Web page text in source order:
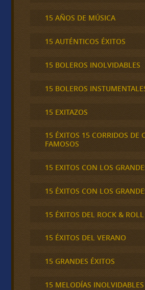
15 AÑOS DE MÚSICA
15 AUTÉNTICOS ÉXITOS
15 BOLEROS INOLVIDABLES
15 BOLEROS
15 EXITAZOS
15 ÉXITOS 15 CORRIDOS DE
FAMOSOS
15 EXITOS CON LOS
15 ÉXITOS CON LOS
15 ÉXITOS DEL ROCK & ROLL
15 ÉXITOS DEL VERANO
15 GRANDES ÉXITOS
15 MELODÍAS INOLVIDABLES